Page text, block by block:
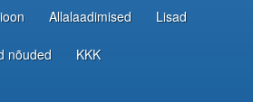
Allalaadimised Lisad
nõuded KKK